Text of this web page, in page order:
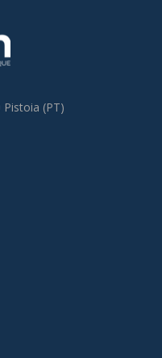
Pistoia (PT)